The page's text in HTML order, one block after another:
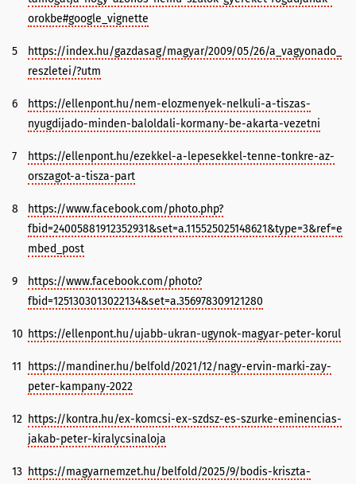
orokbe#google_vignette
5
https://index.hu/gazdasag/magyar/2009/05/26/a_vagyonado_
reszletei/?utm
6
https://ellenpont.hu/nem-elozmenyek-nelkuli-a-tiszas-
nyugdijado-minden-baloldali-kormany-be-akarta-vezetni
7
https://ellenpont.hu/ezekkel-a-lepesekkel-tenne-tonkre-az-
orszagot-a-tisza-part
8
https://www.facebook.com/photo.php?
fbid=24005881912352931&set=a.115525025148621&type=3&ref=e
mbed_post
9
https://www.facebook.com/photo?
fbid=1251303013022134&set=a.356978309121280
10 https://ellenpont.hu/ujabb-ukran-ugynok-magyar-peter-korul
11
https://mandiner.hu/belfold/2021/12/nagy-ervin-marki-zay-
peter-kampany-2022
12 https://kontra.hu/ex-komcsi-ex-szdsz-es-szurke-eminencias-
jakab-peter-kiralycsinaloja
13 https://magyarnemzet.hu/belfold/2025/9/bodis-kriszta-